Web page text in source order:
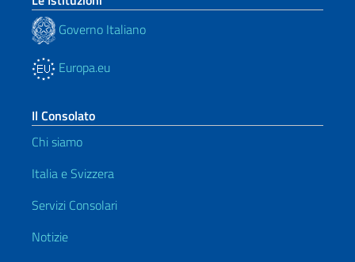
Governo Italiano
Europa.eu
Il Consolato
Chi siamo
Italia e Svizzera
Servizi Consolari
Notizie